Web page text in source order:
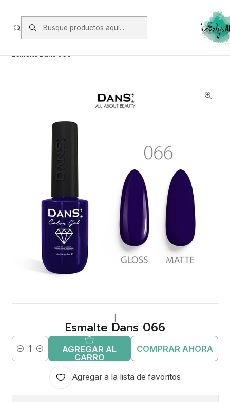
https://www.starken.cl/
Esmalte Dans 066
Esmalte Dans 066
Cantidad
AGREGAR AL
CARRO
COMPRAR AHORA
Agregar a la lista de favoritos